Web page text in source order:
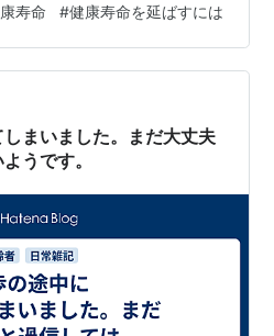
毎 あんま・マッサージ・・２
凝ってるなと思ったら 定期検
月毎 → 「芸能人は歯が命」な
ける
musas…
寿命 #健康寿命を延ばすには
まいました。まだ大丈夫
うです。